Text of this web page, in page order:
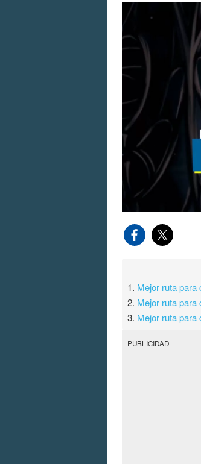
1. Mejor ruta para
2. Mejor ruta para
3. Mejor ruta para
PUBLICIDAD